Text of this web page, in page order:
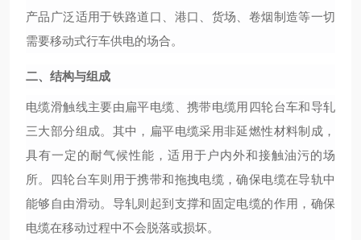
产品广泛适用于铁路道口、港口、货场、卷烟制造等一切
需要移动式行车供电的场合。
二、结构与组成
电缆滑触线主要由扁平电缆、携带电缆用四轮台车和导轧
三大部分组成。其中，扁平电缆采用非延燃性材料制成，
具有一定的耐气候性能，适用于户内外和接触油污的场
所。四轮台车则用于携带和拖拽电缆，确保电缆在导轨中
能够自由滑动。导轧则起到支撑和固定电缆的作用，确保
电缆在移动过程中不会脱落或损坏。